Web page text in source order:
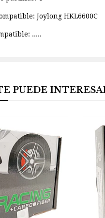
Joylong HKL6600C
.....
PUEDE